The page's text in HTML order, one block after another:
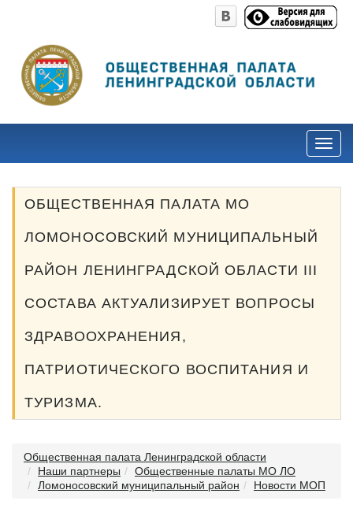
ОБЩЕСТВЕННАЯ ПАЛАТА МО
ЛОМОНОСОВСКИЙ МУНИЦИПАЛЬНЫЙ
РАЙОН ЛЕНИНГРАДСКОЙ ОБЛАСТИ III
СОСТАВА АКТУАЛИЗИРУЕТ ВОПРОСЫ
ЗДРАВООХРАНЕНИЯ,
ПАТРИОТИЧЕСКОГО ВОСПИТАНИЯ И
ТУРИЗМА.
Общественная палата Ленинградской области
Наши партнеры
Общественные палаты МО ЛО
Ломоносовский муниципальный район
Новости МОП